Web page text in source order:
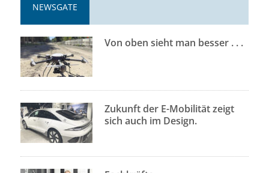
NEWSGATE
Von oben sieht man besser . . .
Zukunft der E-Mobilität zeigt
sich auch im Design.